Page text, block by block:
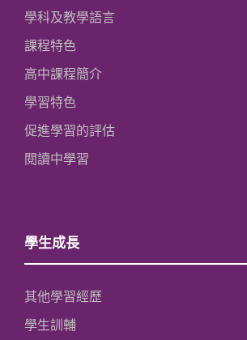
學科及教學語言
課程特色
高中課程簡介
學習特色
促進學習的評估
閱讀中學習
學生成長
其他學習經歷
學生訓輔